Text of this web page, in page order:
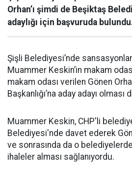
Orhan’ı şimdi de Beşiktaş
adaylığı için başvuruda
Şişli Belediyesi’nde
Muammer Keskin’in makam
makam odası verilen Gönen
Başkanlığı’na aday adayı
Muammer Keskin, CHP'li
Belediyesi'nde davet ederek
ve sonrasında da o
ihaleler alması sağlanıyordu.